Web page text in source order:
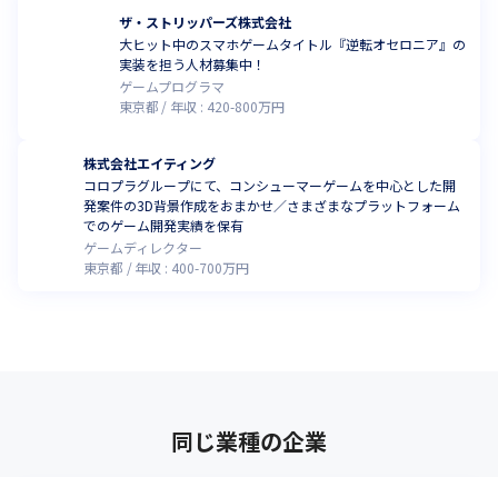
ザ・ストリッパーズ株式会社
大ヒット中のスマホゲームタイトル『逆転オセロニア』の
実装を担う人材募集中！
ゲームプログラマ
東京都
年収 : 420-800万円
株式会社エイティング
コロプラグループにて、コンシューマーゲームを中心とした開
発案件の3D背景作成をおまかせ／さまざまなプラットフォーム
でのゲーム開発実績を保有
ゲームディレクター
東京都
年収 : 400-700万円
同じ業種の企業